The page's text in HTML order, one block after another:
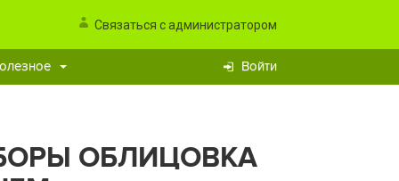
Связаться с администратором
Войти
ОБЛИЦОВКА